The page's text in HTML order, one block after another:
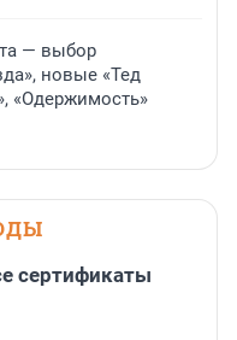
— выбор
новые «Тед
«Одержимость»
сертификаты